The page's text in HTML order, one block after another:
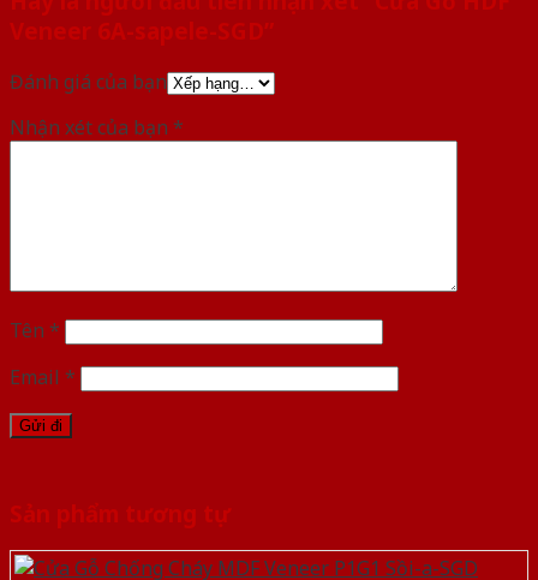
Veneer 6A-sapele-SGD”
Đánh giá của bạn
Nhận xét của bạn *
Tên *
Email *
Sản phẩm tương tự